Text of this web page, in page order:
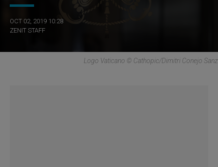
OCT 02, 2019 10:28
ZENIT STAFF
Logo Vaticano © Cathopic/Dimitri Conejo Sanz